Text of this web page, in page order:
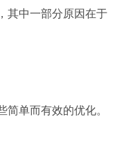
其中一部分原因在于
单而有效的优化。